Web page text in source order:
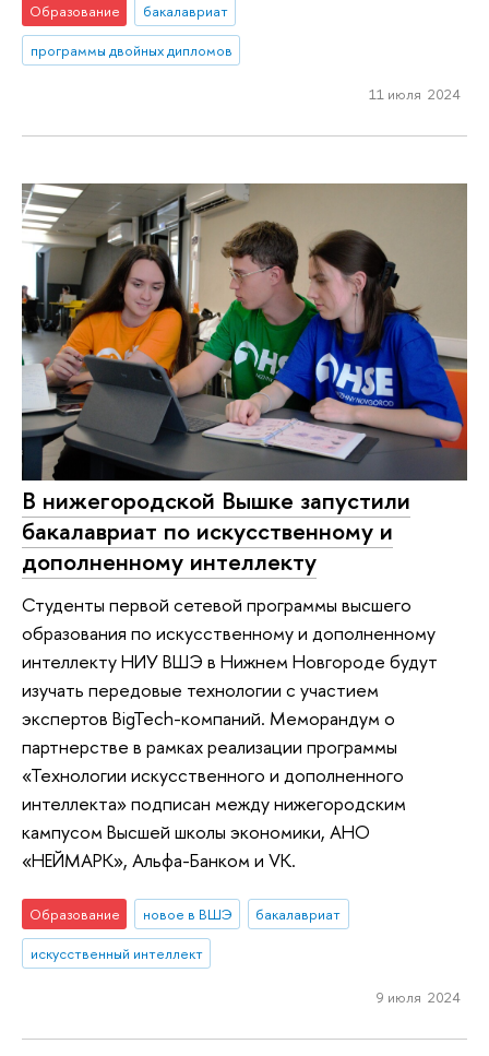
Образование
бакалавриат
программы двойных дипломов
11 июля 2024
В нижегородской Вышке запустили
бакалавриат по искусственному и
дополненному интеллекту
Студенты первой сетевой программы высшего
образования по искусственному и дополненному
интеллекту НИУ ВШЭ в Нижнем Новгороде будут
изучать передовые технологии с участием
экспертов BigTech-компаний. Меморандум о
партнерстве в рамках реализации программы
«Технологии искусственного и дополненного
интеллекта» подписан между нижегородским
кампусом Высшей школы экономики, АНО
«НЕЙМАРК», Альфа-Банком и VK.
Образование новое в ВШЭ
бакалавриат
искусственный интеллект
9 июля 2024